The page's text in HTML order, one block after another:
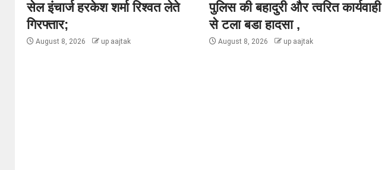
सेल इंचार्ज हरकेश शर्मा रिश्वत लेते
गिरफ्तार;
August 8, 2026 up aajtak
पुलिस की बहादुरी और त्वरित कार्यवाही
से टला बडा हादसा ,
August 8, 2026 up aajtak